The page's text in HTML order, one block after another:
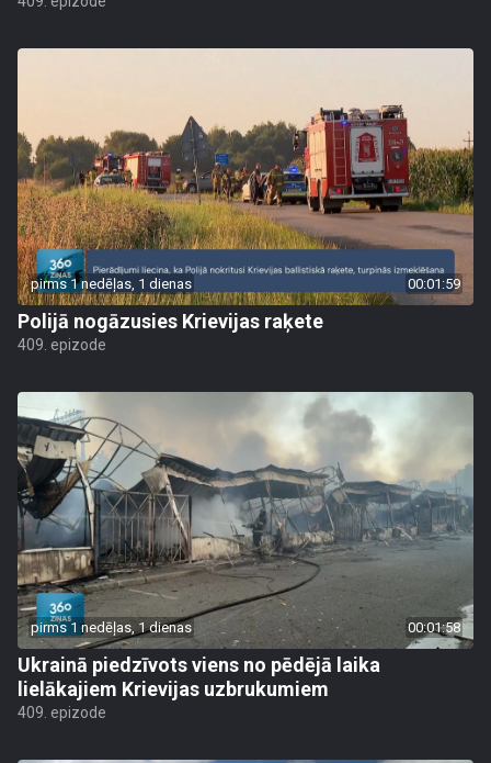
pirms 1 nedēļas, 1 dienas 00:01:59
Polijā nogāzusies Krievijas raķete
409. epizode
pirms 1 nedēļas, 1 dienas 00:01:58
Ukrainā piedzīvots viens no pēdējā laika
lielākajiem Krievijas uzbrukumiem
409. epizode